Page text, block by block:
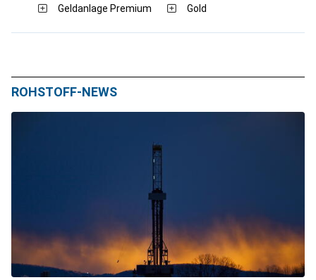
Geldanlage Premium Gold
ROHSTOFF-NEWS